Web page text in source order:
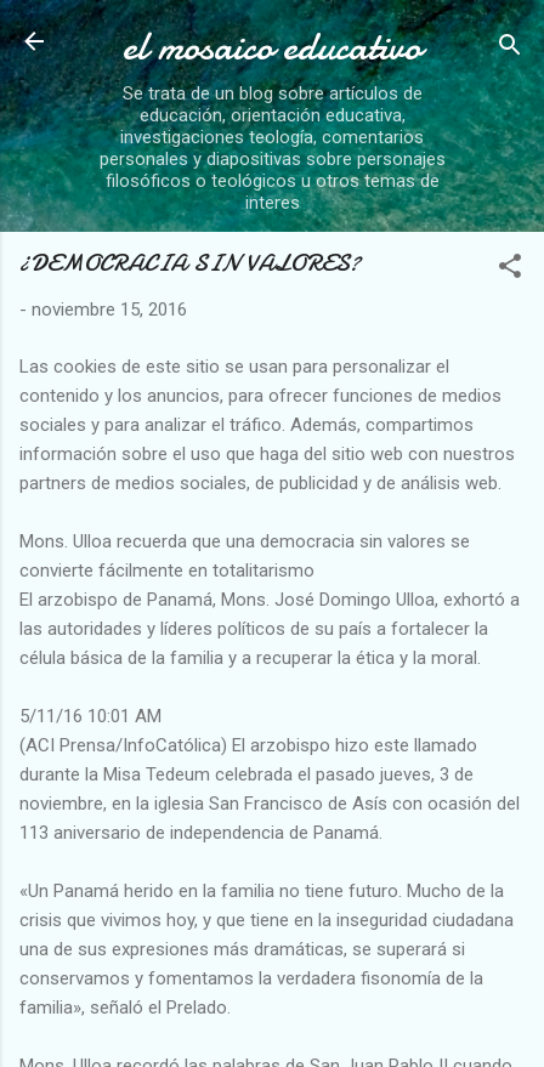
Ir al contenido principal
el mosaico educativo
Se trata de un blog sobre artículos de
educación, orientación educativa,
investigaciones teología, comentarios
personales y diapositivas sobre personajes
filosóficos o teológicos u otros temas de
interes
¿DEMOCRACIA SIN VALORES?
- noviembre 15, 2016
Las cookies de este sitio se usan para personalizar el
contenido y los anuncios, para ofrecer funciones de medios
sociales y para analizar el tráfico. Además, compartimos
información sobre el uso que haga del sitio web con nuestros
partners de medios sociales, de publicidad y de análisis web.
Mons. Ulloa recuerda que una democracia sin valores se
convierte fácilmente en totalitarismo
El arzobispo de Panamá, Mons. José Domingo Ulloa, exhortó a
las autoridades y líderes políticos de su país a fortalecer la
célula básica de la familia y a recuperar la ética y la moral.
5/11/16 10:01 AM
(ACI Prensa/InfoCatólica) El arzobispo hizo este llamado
durante la Misa Tedeum celebrada el pasado jueves, 3 de
noviembre, en la iglesia San Francisco de Asís con ocasión del
113 aniversario de independencia de Panamá.
«Un Panamá herido en la familia no tiene futuro. Mucho de la
crisis que vivimos hoy, y que tiene en la inseguridad ciudadana
una de sus expresiones más dramáticas, se superará si
conservamos y fomentamos la verdadera fisonomía de la
familia», señaló el Prelado.